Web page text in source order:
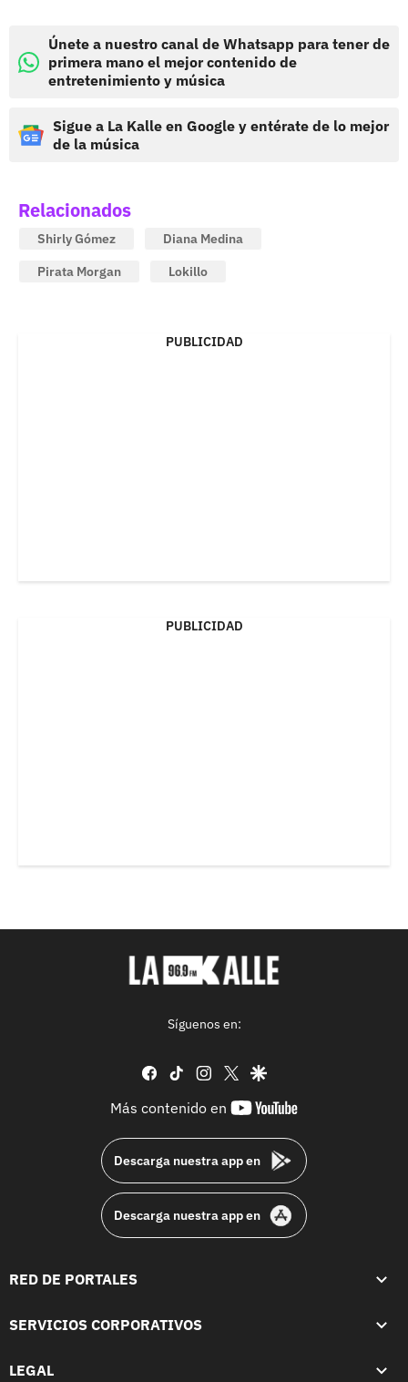
Únete a nuestro canal de Whatsapp para tener de
primera mano el mejor contenido de
entretenimiento y música
Sigue a La Kalle en Google y entérate de lo mejor
de la música
Relacionados
Shirly Gómez
Diana Medina
Pirata Morgan
Lokillo
PUBLICIDAD
PUBLICIDAD
Síguenos en:
facebook
tiktok instagram
twittergoogle
Más contenido en
youtube-
Descarga nuestra app en
Descarga nuestra app en
RED DE PORTALES
SERVICIOS CORPORATIVOS
LEGAL